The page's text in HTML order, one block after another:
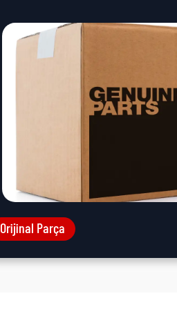
Orijinal Parça